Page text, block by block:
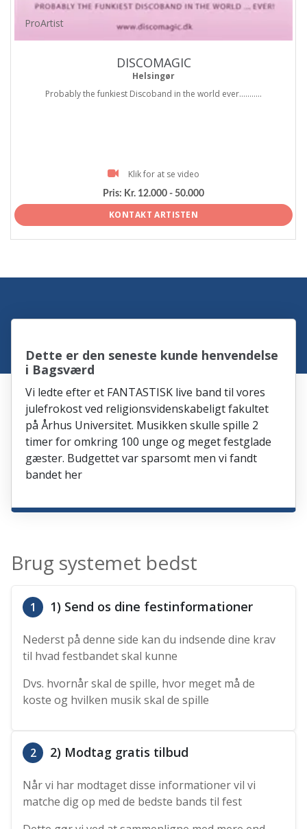
ProArtist
DISCOMAGIC
Helsingør
Probably the funkiest Discoband in the world ever...........
Klik for at se video
Pris: Kr. 12.000 - 50.000
KONTAKT ARTISTEN
Dette er den seneste kunde henvendelse
i Bagsværd
Vi ledte efter et FANTASTISK live band til vores
julefrokost ved religionsvidenskabeligt fakultet
på Århus Universitet. Musikken skulle spille 2
timer for omkring 100 unge og meget festglade
gæster. Budgettet var sparsomt men vi fandt
bandet her
Brug systemet bedst
1 1) Send os dine festinformationer
Nederst på denne side kan du indsende dine krav
til hvad festbandet skal kunne
Dvs. hvornår skal de spille, hvor meget må de
koste og hvilken musik skal de spille
2 2) Modtag gratis tilbud
Når vi har modtaget disse informationer vil vi
matche dig op med de bedste bands til fest